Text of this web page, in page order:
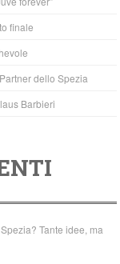
finale
dello Spezia
Barbieri
Tante idee, ma